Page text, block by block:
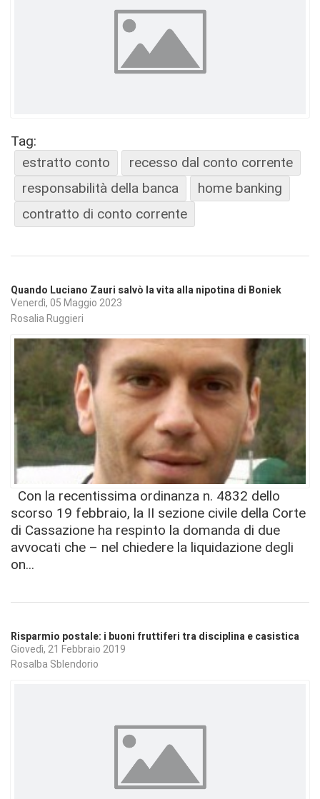
Tag:
estratto conto
recesso dal conto corrente
responsabilità della banca
home banking
contratto di conto corrente
Quando Luciano Zauri salvò la vita alla nipotina di Boniek
Venerdì, 05 Maggio 2023
Rosalia Ruggieri
Con la recentissima ordinanza n. 4832 dello
scorso 19 febbraio, la II sezione civile della Corte
di Cassazione ha respinto la domanda di due
avvocati che – nel chiedere la liquidazione degli
on...
Risparmio postale: i buoni fruttiferi tra disciplina e casistica
Giovedì, 21 Febbraio 2019
Rosalba Sblendorio